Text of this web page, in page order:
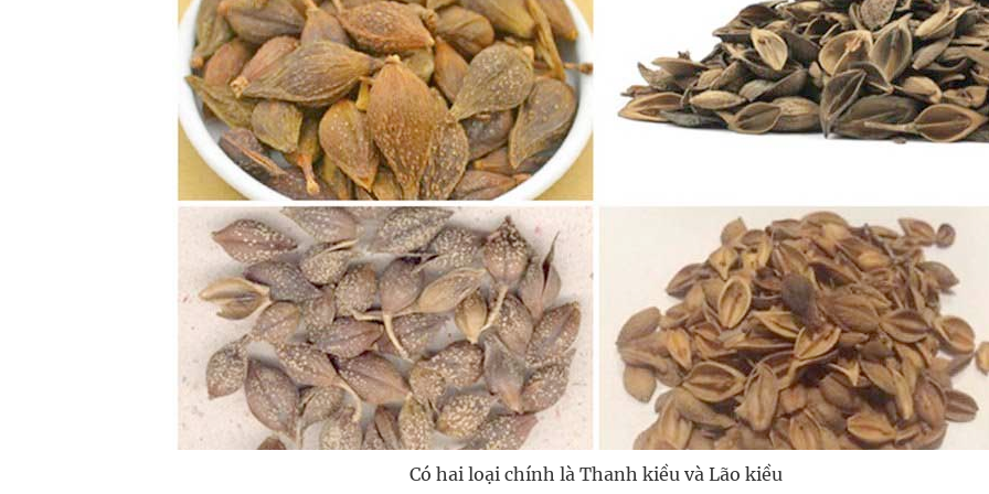
Có hai loại chính là Thanh kiều và Lão kiều